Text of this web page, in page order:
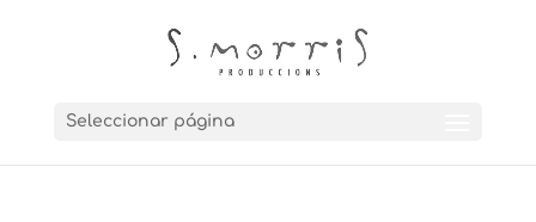
Seleccionar página